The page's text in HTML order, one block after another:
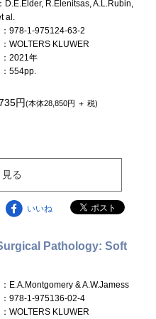
：D.E.Elder, R.Elenitsas, A.L.Rubin,
al.
：978-1-975124-63-2
：WOLTERS KLUWER
：2021年
：554pp.
円(本体28,850円 ＋ 税)
る
いいね
Pathology: Soft
：E.A.Montgomery & A.W.Jamess
：978-1-975136-02-4
：WOLTERS KLUWER